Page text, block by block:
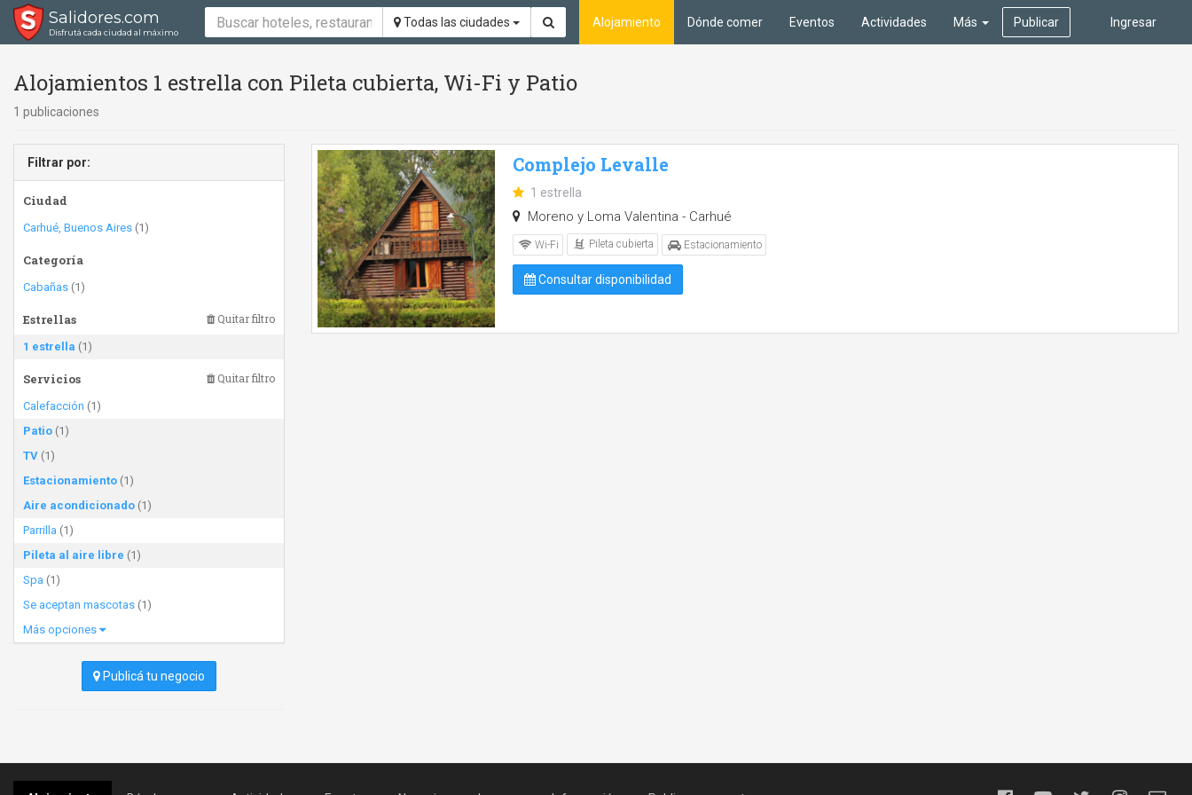
Salidores.com
Disfrutá cada ciudad al máximo
Todas las ciudades Ingresar
Alojamiento Dónde comer Eventos Actividades Más Publicar
Alojamientos 1 estrella con Pileta cubierta, Wi-Fi y Patio
1 publicaciones
Filtrar por:
Ciudad
Carhué, Buenos Aires (1)
Categoría
Cabañas (1)
Estrellas Quitar filtro
1 estrella (1)
Servicios Quitar filtro
Calefacción (1)
Patio (1)
TV (1)
Estacionamiento (1)
Aire acondicionado (1)
Parrilla (1)
Pileta al aire libre (1)
Spa (1)
Se aceptan mascotas (1)
Más opciones
Publicá tu negocio
Complejo Levalle
1 estrella
Moreno y Loma Valentina - Carhué
Wi-Fi Pileta cubierta Estacionamiento
Consultar disponibilidad